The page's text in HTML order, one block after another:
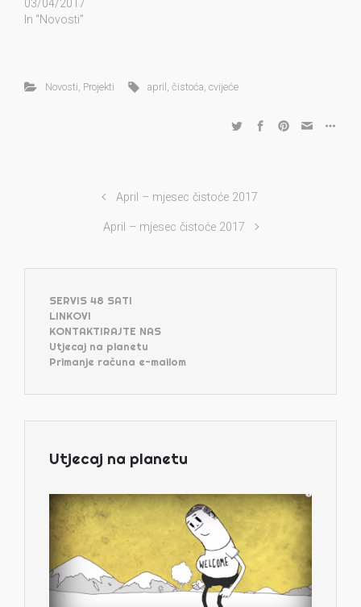
03/04/2017
In "Novosti"
Novosti Projekti april ,čistoća ,cvijeće
April – mjesec čistoće 2017
April – mjesec čistoće 2017
SERVIS 48 SATI
LINKOVI
KONTAKTIRAJTE NAS
Utjecaj na planetu
Primanje računa e-mailom
Utjecaj na planetu